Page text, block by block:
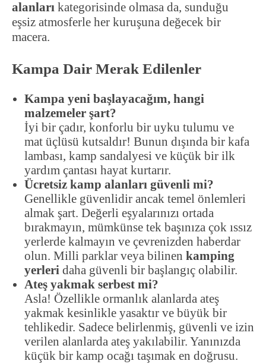
alanları kategorisinde olmasa da, sunduğu
eşsiz atmosferle her kuruşuna değecek bir
macera.
Kampa Dair Merak Edilenler
Kampa yeni başlayacağım, hangi
malzemeler şart?
İyi bir çadır, konforlu bir uyku tulumu ve
mat üçlüsü kutsaldır! Bunun dışında bir kafa
lambası, kamp sandalyesi ve küçük bir ilk
yardım çantası hayat kurtarır.
Ücretsiz kamp alanları güvenli mi?
Genellikle güvenlidir ancak temel önlemleri
almak şart. Değerli eşyalarınızı ortada
bırakmayın, mümkünse tek başınıza çok ıssız
yerlerde kalmayın ve çevrenizden haberdar
olun. Milli parklar veya bilinen kamping
yerleri daha güvenli bir başlangıç olabilir.
Ateş yakmak serbest mi?
Asla! Özellikle ormanlık alanlarda ateş
yakmak kesinlikle yasaktır ve büyük bir
tehlikedir. Sadece belirlenmiş, güvenli ve izin
verilen alanlarda ateş yakılabilir. Yanınızda
küçük bir kamp ocağı taşımak en doğrusu.